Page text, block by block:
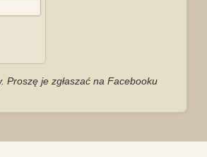
Proszę je zgłaszać na Facebooku